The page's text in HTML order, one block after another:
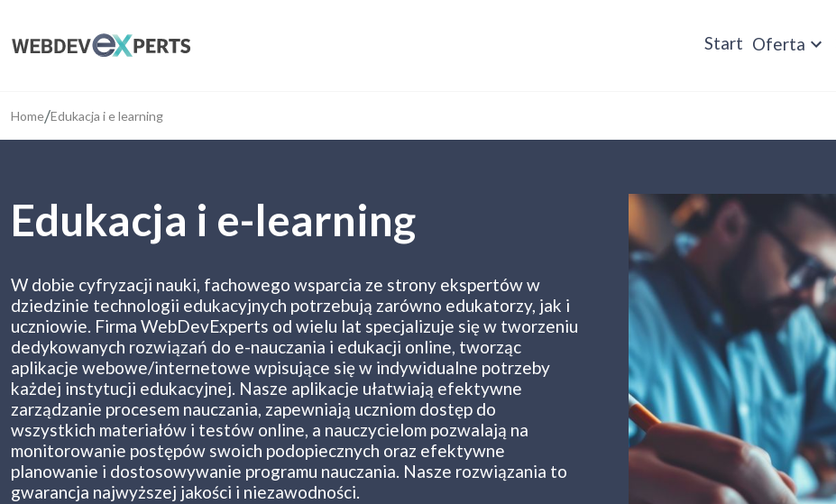
Start Oferta
Home/Edukacja i e learning
Edukacja i e-learning
W dobie cyfryzacji nauki, fachowego wsparcia ze strony ekspertów w
dziedzinie technologii edukacyjnych potrzebują zarówno edukatorzy, jak i
uczniowie. Firma WebDevExperts od wielu lat specjalizuje się w tworzeniu
dedykowanych rozwiązań do e-nauczania i edukacji online, tworząc
aplikacje webowe/internetowe wpisujące się w indywidualne potrzeby
każdej instytucji edukacyjnej. Nasze aplikacje ułatwiają efektywne
zarządzanie procesem nauczania, zapewniają uczniom dostęp do
wszystkich materiałów i testów online, a nauczycielom pozwalają na
monitorowanie postępów swoich podopiecznych oraz efektywne
planowanie i dostosowywanie programu nauczania. Nasze rozwiązania to
gwarancja najwyższej jakości i niezawodności.